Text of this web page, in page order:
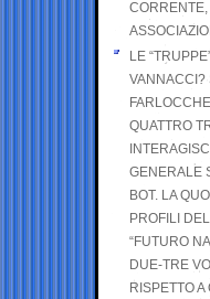
CORRENTE,
LE
VANNACCI?
QUATTRO
GENERALE
BOT. LA
PROFILI
“FUTURO
DUE-TRE
RISPETTO A